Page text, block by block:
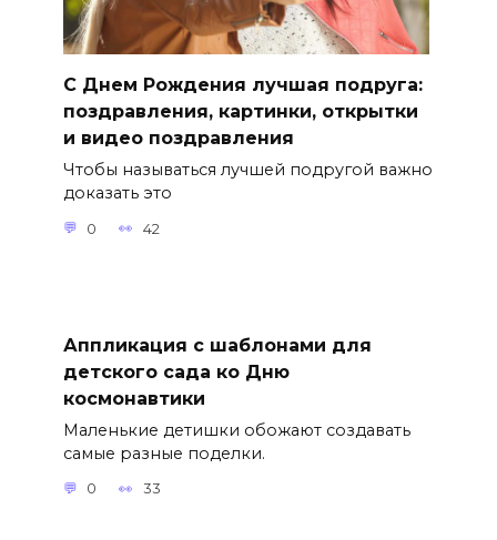
С Днем Рождения лучшая подруга:
поздравления, картинки, открытки
и видео поздравления
Чтобы называться лучшей подругой важно
доказать это
0 42
Аппликация с шаблонами для
детского сада ко Дню
космонавтики
Маленькие детишки обожают создавать
самые разные поделки.
0 33